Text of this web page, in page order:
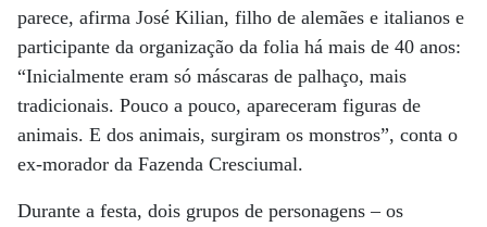
parece, afirma José Kilian, filho de alemães e italianos e
participante da organização da folia há mais de 40 anos:
“Inicialmente eram só máscaras de palhaço, mais
tradicionais. Pouco a pouco, apareceram figuras de
animais. E dos animais, surgiram os monstros”, conta o
ex-morador da Fazenda Cresciumal.
Durante a festa, dois grupos de personagens – os